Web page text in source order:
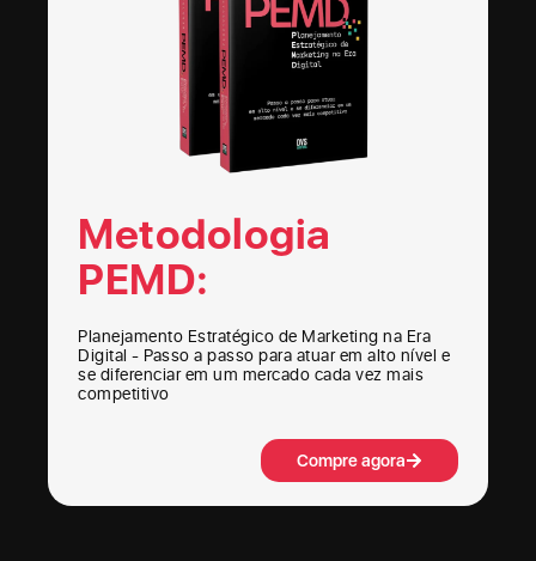
Metodologia
PEMD:
Planejamento Estratégico de Marketing na Era
Digital - Passo a passo para atuar em alto nível e
se diferenciar em um mercado cada vez mais
competitivo
Compre agora